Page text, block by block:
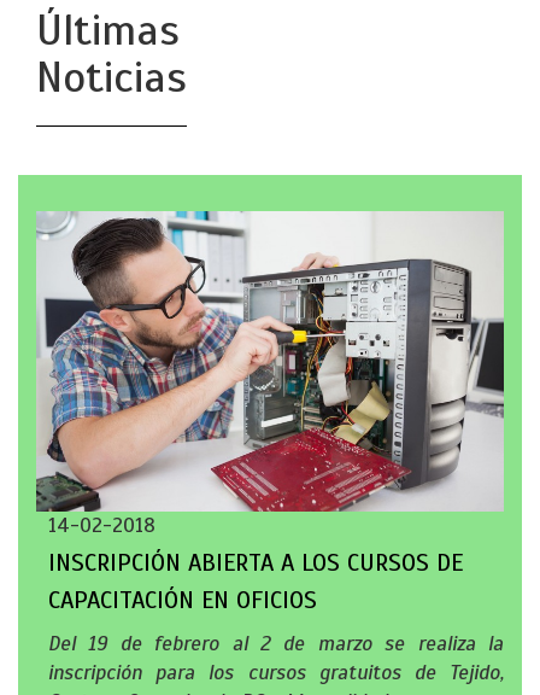
Últimas
Noticias
14-02-2018
INSCRIPCIÓN ABIERTA A LOS CURSOS DE
CAPACITACIÓN EN OFICIOS
Del 19 de febrero al 2 de marzo se realiza la
inscripción para los cursos gratuitos de Tejido,